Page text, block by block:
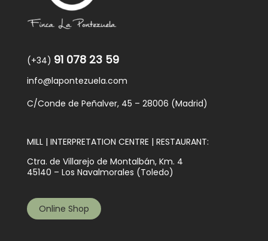
(+34) 91 078 23 59
info@lapontezuela.com
C/Conde de Peñalver, 45 – 28006 (Madrid)
MILL | INTERPRETATION CENTRE | RESTAURANT:
Ctra. de Villarejo de Montalbán, Km. 4
45140 – Los Navalmorales (Toledo)
Online Shop